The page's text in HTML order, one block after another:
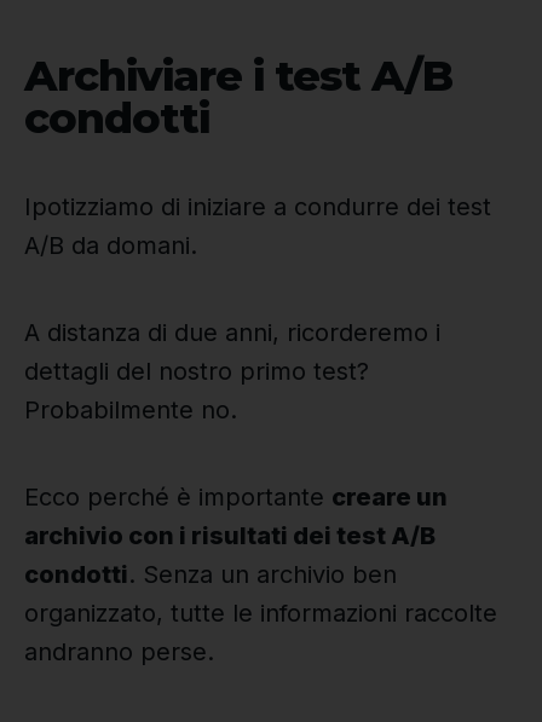
Archiviare i test A/B
condotti
Ipotizziamo di iniziare a condurre dei test
A/B da domani.
A distanza di due anni, ricorderemo i
dettagli del nostro primo test?
Probabilmente no.
Ecco perché è importante creare un
archivio con i risultati dei test A/B
condotti. Senza un archivio ben
organizzato, tutte le informazioni raccolte
andranno perse.